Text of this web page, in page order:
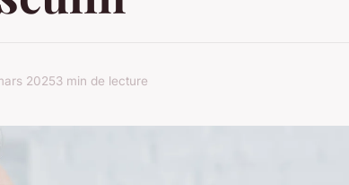
20253 min de lecture